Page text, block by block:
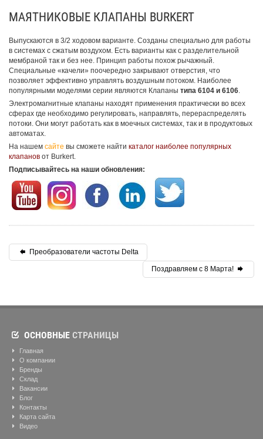
МАЯТНИКОВЫЕ КЛАПАНЫ BURKERT
Выпускаются в 3/2 ходовом варианте. Созданы специально для работы
в системах с сжатым воздухом. Есть варианты как с разделительной
мембраной так и без нее. Принцип работы похож рычажный.
Специальные «качели» поочередно закрывают отверстия, что
позволяет эффективно управлять воздушным потоком. Наиболее
популярными моделями серии являются Клапаны типа 6104 и 6106
Электромагнитные клапаны находят применения практически во всех
сферах где необходимо регулировать, направлять, перераспределять
потоки. Они могут работать как в моечных системах, так и в продуктовых
автоматах.
На нашем сайте вы сможете найти каталог наиболее популярных
клапанов от Burkert.
Подписывайтесь на наши обновления:
Преобразователи частоты Delta
Поздравляем с 8 Марта!
ОСНОВНЫЕ СТРАНИЦЫ
Главная
О компании
Бренды
Склад
Вакансии
Блог
Контакты
Карта сайта
Видео